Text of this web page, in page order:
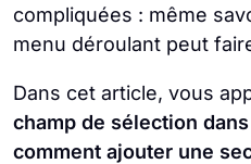
compliquées : même
menu déroulant peut
Dans cet article, vous
champ de sélection
comment ajouter une